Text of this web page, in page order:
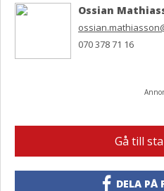
Ossian
070 378 71 16
Gå till
DELA PÅ